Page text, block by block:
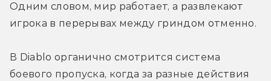
Одним словом, мир работает, а развлекают
игрока в перерывах между гриндом отменно.
В Diablo органично смотрится система
боевого пропуска, когда за разные действия